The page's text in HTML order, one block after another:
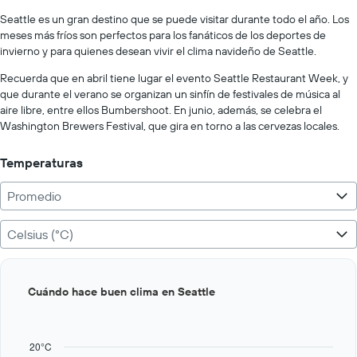
values.
Range:
0
400.
Seattle es un gran destino que se puede visitar durante todo el año. Los
meses más fríos son perfectos para los fanáticos de los deportes de
invierno y para quienes desean vivir el clima navideño de Seattle.
Recuerda que en abril tiene lugar el evento Seattle Restaurant Week, y
que durante el verano se organizan un sinfín de festivales de música al
aire libre, entre ellos Bumbershoot. En junio, además, se celebra el
Washington Brewers Festival, que gira en torno a las cervezas locales.
Temperaturas
Promedio
Celsius (°C)
graphic.
20°C
Cuándo hace buen clima en Seattle